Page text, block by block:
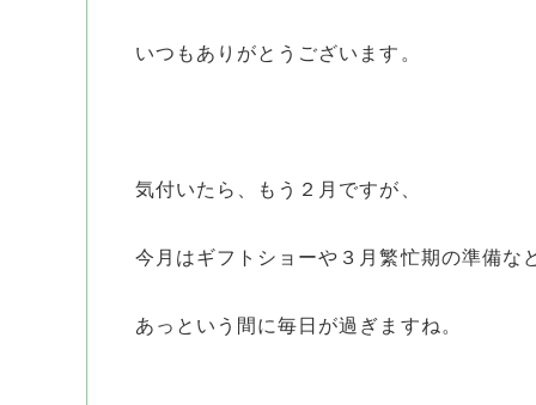
いつもありがとうございます。
気付いたら、もう２月ですが、
今月はギフトショーや３月繁忙期の準備な
あっという間に毎日が過ぎますね。